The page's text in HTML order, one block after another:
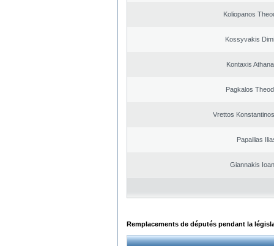
Koliopanos
Kossyvakis
Kontaxis
Pagkalos
Vrettos
Papailias
Giannakis
Remplacements de députés pendant la